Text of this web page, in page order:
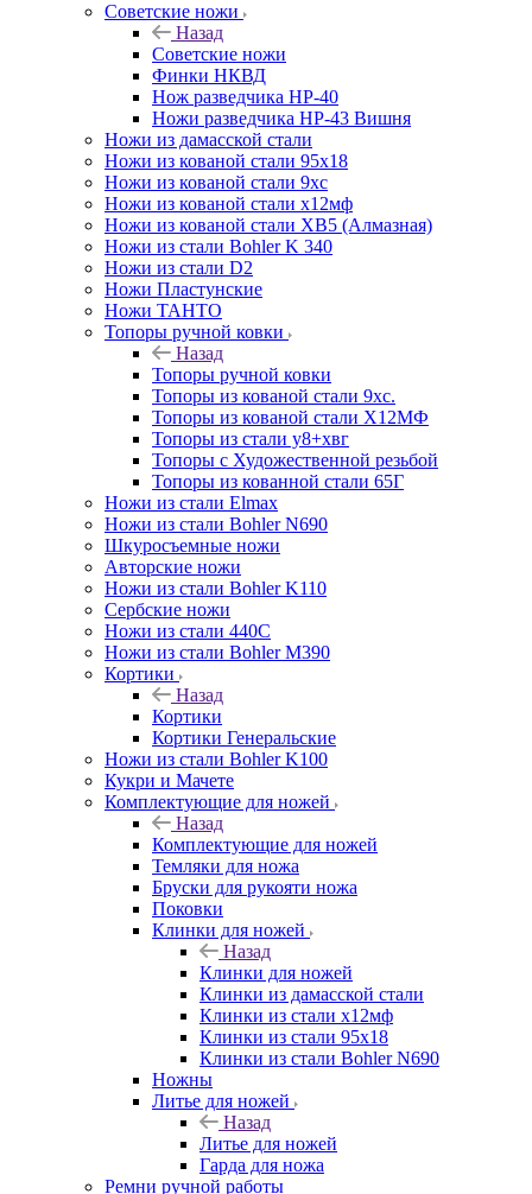
Советские ножи
Назад
Советские ножи
Финки НКВД
Нож разведчика НР-40
Ножи разведчика НР-43 Вишня
Ножи из дамасской стали
Ножи из кованой стали 95х18
Ножи из кованой стали 9хс
Ножи из кованой стали х12мф
Ножи из кованой стали ХВ5 (Алмазная)
Ножи из стали Bohler K 340
Ножи из стали D2
Ножи Пластунские
Ножи ТАНТО
Топоры ручной ковки
Назад
Топоры ручной ковки
Топоры из кованой стали 9хс.
Топоры из кованой стали Х12МФ
Топоры из стали у8+хвг
Топоры с Художественной резьбой
Топоры из кованной стали 65Г
Ножи из стали Elmax
Ножи из стали Bohler N690
Шкуросъемные ножи
Авторские ножи
Ножи из стали Bohler K110
Сербские ножи
Ножи из стали 440С
Ножи из стали Bohler M390
Кортики
Назад
Кортики
Кортики Генеральские
Ножи из стали Bohler K100
Кукри и Мачете
Комплектующие для ножей
Назад
Комплектующие для ножей
Темляки для ножа
Бруски для рукояти ножа
Поковки
Клинки для ножей
Назад
Клинки для ножей
Клинки из дамасской стали
Клинки из стали х12мф
Клинки из стали 95х18
Клинки из стали Bohler N690
Ножны
Литье для ножей
Назад
Литье для ножей
Гарда для ножа
Ремни ручной работы